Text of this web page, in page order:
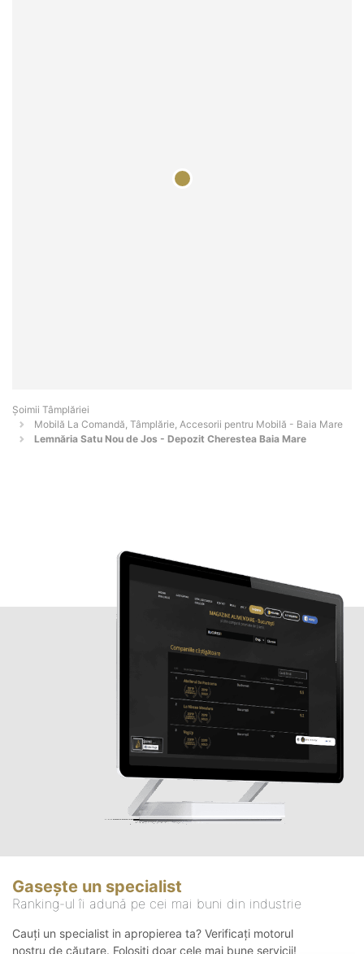
Șoimii Tâmplăriei
Mobilă La Comandă, Tâmplărie, Accesorii pentru Mobilă - Baia Mare
Lemnăria Satu Nou de Jos - Depozit Cherestea Baia Mare
Gasește un specialist
Ranking-ul îi adună pe cei mai buni din industrie
Cauți un specialist in apropierea ta? Verificați motorul
nostru de căutare. Folosiți doar cele mai bune servicii!